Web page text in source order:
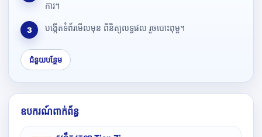
ការ។
3 បង្កើតទំព័រមើលមុន ពិនិត្យលទ្ធផល រួចបោះពុម្ព។
ជំនួយបន្ថែម
ឧបករណ៍ពាក់ព័ន្ធ